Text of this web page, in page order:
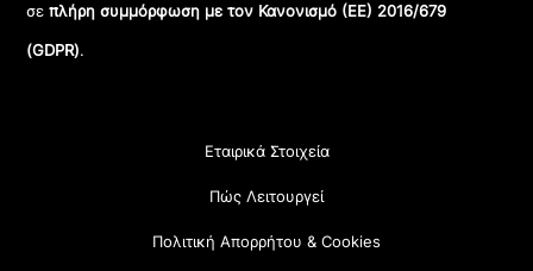
σεπλήρη συμμόρφωση με τον Κανονισμό (ΕΕ) 2016/679
(GDPR).
Εταιρικά Στοιχεία
Πώς Λειτουργεί
Πολιτική Απορρήτου & Cookies